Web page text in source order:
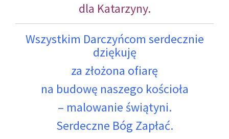
dla Katarzyny.
Wszystkim Darczyńcom serdecznie
dziękuję
za złożona ofiarę
na budowę naszego kościoła
– malowanie świątyni.
Serdeczne Bóg Zapłać.